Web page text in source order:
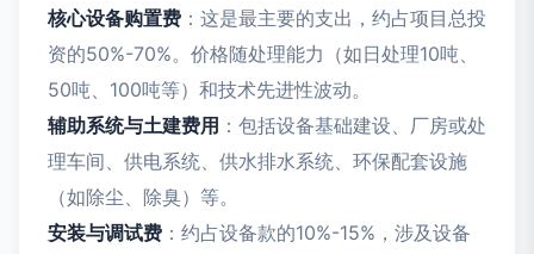
核心设备购置费 ：这是最主要的支出，约占项目总投
资的50%-70%。价格随处理能力（如日处理10吨、
50吨、100吨等）和技术先进性波动。
辅助系统与土建费用 ：包括设备基础建设、厂房或处
理车间、供电系统、供水排水系统、环保配套设施
（如除尘、除臭）等。
安装与调试费 ：约占设备款的10%-15%，涉及设备